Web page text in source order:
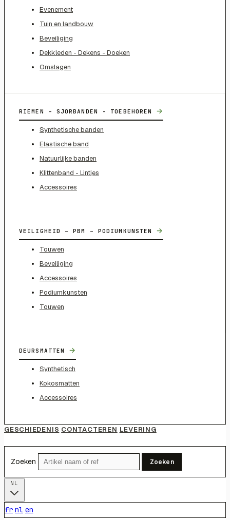
Evenement
Tuin en landbouw
Beveiliging
Dekkleden - Dekens - Doeken
Omslagen
RIEMEN - SJORBANDEN - TOEBEHOREN →
Synthetische banden
Elastische band
Natuurlijke banden
Klittenband - Lintjes
Accessoires
VEILIGHEID – PBM – PODIUMKUNSTEN →
Touwen
Beveiliging
Accessoires
Podiumkunsten
Touwen
DEURSMATTEN →
Synthetisch
Kokosmatten
Accessoires
GESCHIEDENIS CONTACTEREN LEVERING
Zoeken Zoeken
fr nl en